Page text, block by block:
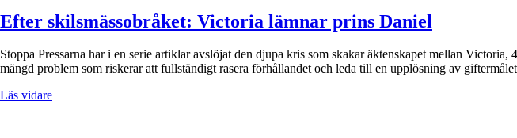
Efter skilsmässobråket: Victoria lämnar prins Daniel
Stoppa Pressarna har i en serie artiklar avslöjat den djupa kris som skakar äktenskapet mellan
mängd problem som riskerar att fullständigt rasera förhållandet och leda till en upplösning av
Läs vidare